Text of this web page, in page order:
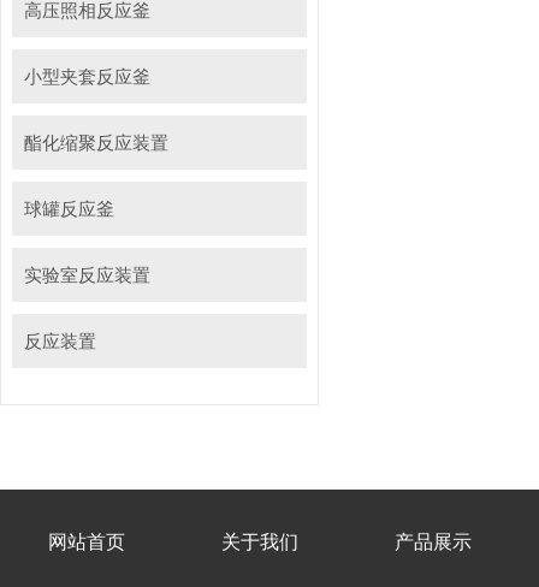
高压照相反应釜
小型夹套反应釜
酯化缩聚反应装置
球罐反应釜
实验室反应装置
反应装置
网站首页 关于我们 产品展示